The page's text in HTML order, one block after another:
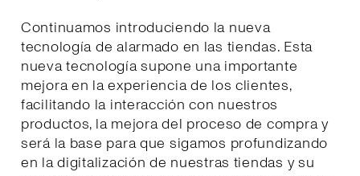
Continuamos introduciendo la nueva
tecnología de alarmado en las tiendas. Esta
nueva tecnología supone una importante
mejora en la experiencia de los clientes,
facilitando la interacción con nuestros
productos, la mejora del proceso de compra y
será la base para que sigamos profundizando
en la digitalización de nuestras tiendas y su